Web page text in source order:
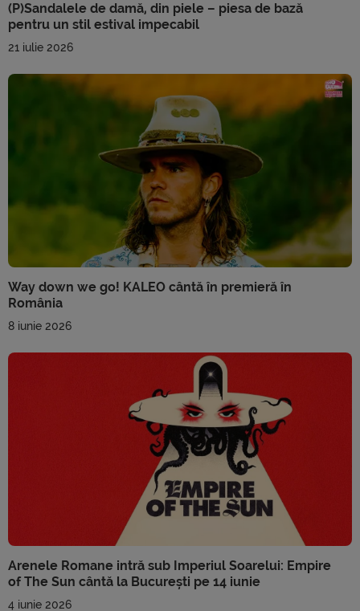
(P)Sandalele de damă, din piele – piesa de bază
pentru un stil estival impecabil
21 iulie 2026
Way down we go! KALEO cântă în premieră în
România
8 iunie 2026
Arenele Romane intră sub Imperiul Soarelui: Empire
of The Sun cântă la București pe 14 iunie
4 iunie 2026